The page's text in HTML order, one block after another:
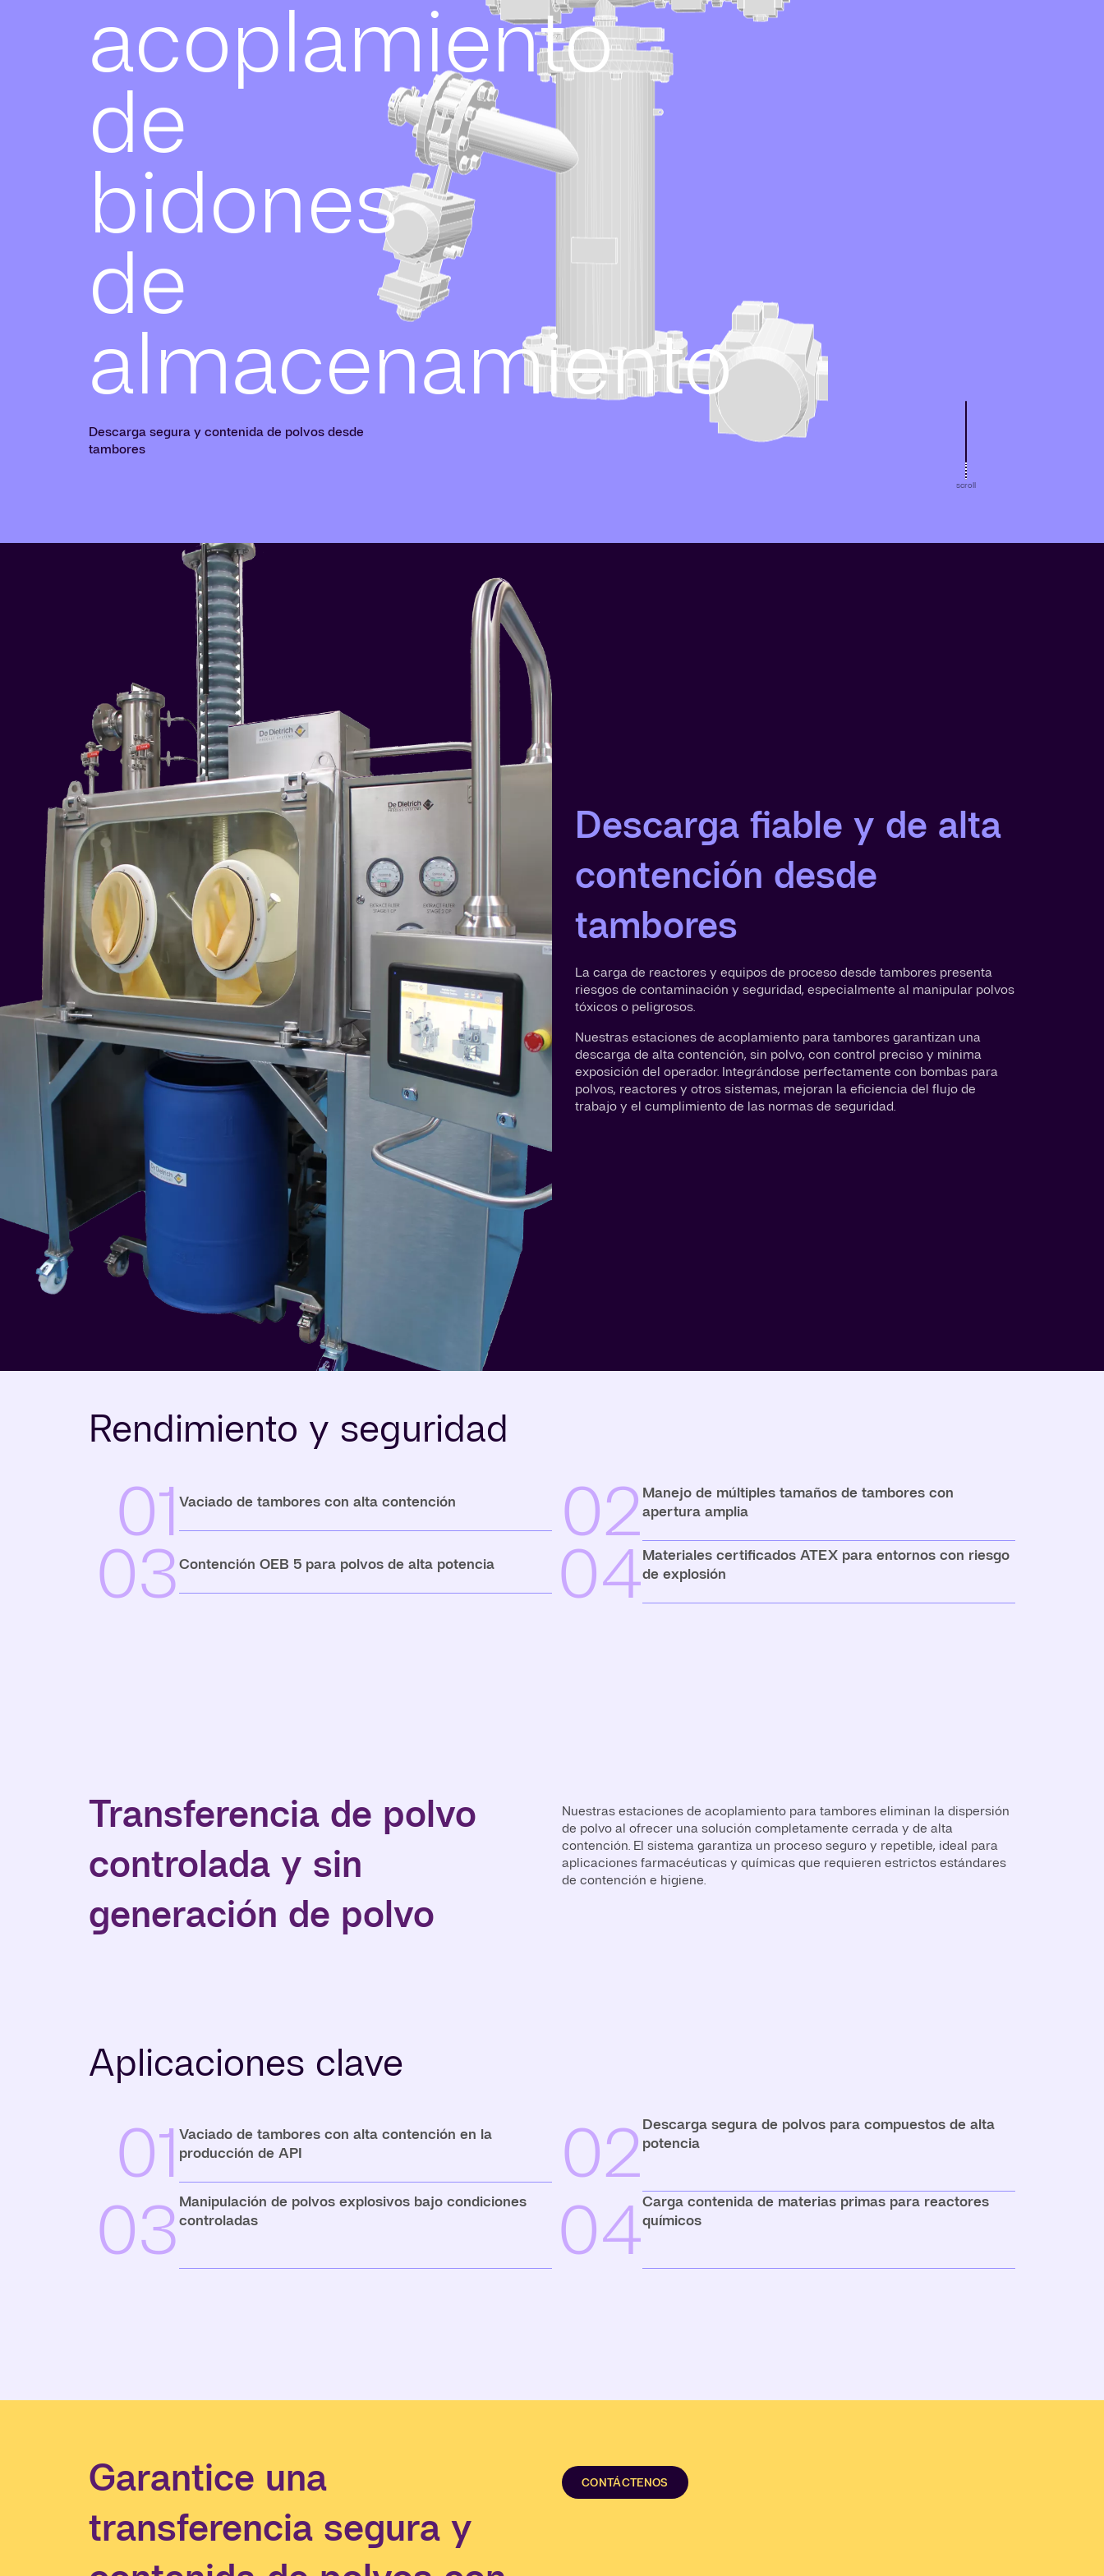
acoplamiento
de
bidones
de
almacenamiento
Descarga segura y contenida de polvos desde
tambores
scroll
Descarga fiable y de alta
contención desde
tambores
La carga de reactores y equipos de proceso desde tambores presenta
riesgos de contaminación y seguridad, especialmente al manipular polvos
tóxicos o peligrosos.
Nuestras estaciones de acoplamiento para tambores garantizan una
descarga de alta contención, sin polvo, con control preciso y mínima
exposición del operador. Integrándose perfectamente con bombas para
polvos, reactores y otros sistemas, mejoran la eficiencia del flujo de
trabajo y el cumplimiento de las normas de seguridad.
Rendimiento y seguridad
01 Vaciado de tambores con alta contención 02Manejo de múltiples tamaños de tambores con
apertura amplia
03Contención OEB 5 para polvos de alta potencia 04Materiales certificados ATEX para entornos con riesgo
de explosión
Transferencia de polvo
controlada y sin
generación de polvo
Nuestras estaciones de acoplamiento para tambores eliminan la dispersión
de polvo al ofrecer una solución completamente cerrada y de alta
contención. El sistema garantiza un proceso seguro y repetible, ideal para
aplicaciones farmacéuticas y químicas que requieren estrictos estándares
de contención e higiene.
Aplicaciones clave
01 Vaciado de tambores con alta contención en la
producción de API
02Descarga segura de polvos para compuestos de alta
potencia
03 Manipulación de polvos explosivos bajo condiciones
controladas
04Carga contenida de materias primas para reactores
químicos
Garantice una
transferencia segura y
CONTÁCTENOS